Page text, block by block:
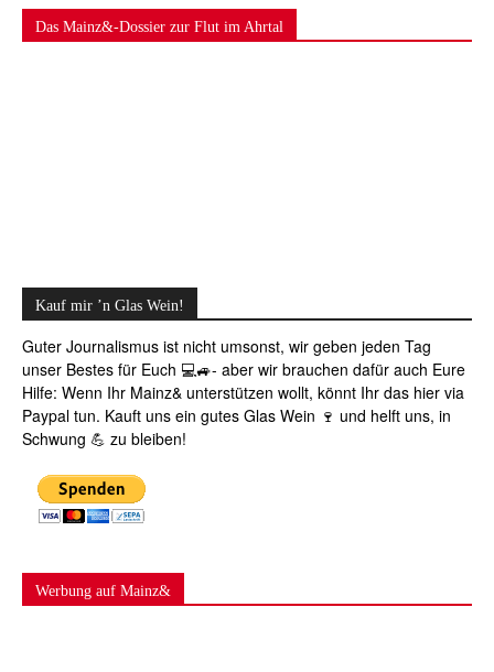
Das Mainz&-Dossier zur Flut im Ahrtal
Kauf mir ’n Glas Wein!
Guter Journalismus ist nicht umsonst, wir geben jeden Tag
unser Bestes für Euch 💻🚙- aber wir brauchen dafür auch Eure
Hilfe: Wenn Ihr Mainz& unterstützen wollt, könnt Ihr das hier via
Paypal tun. Kauft uns ein gutes Glas Wein 🍷 und helft uns, in
Schwung 💪 zu bleiben!
Werbung auf Mainz&